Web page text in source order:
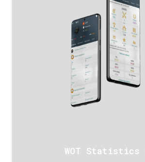
WOT Statistics